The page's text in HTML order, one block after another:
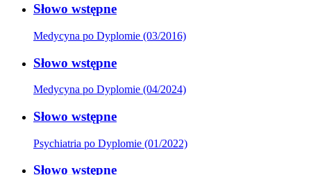
Słowo wstępne
Medycyna po Dyplomie (03/2016)
Słowo wstępne
Medycyna po Dyplomie (04/2024)
Słowo wstępne
Psychiatria po Dyplomie (01/2022)
Słowo wstępne